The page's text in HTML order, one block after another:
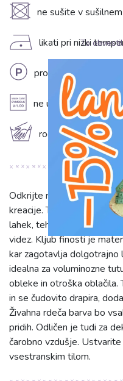
U ne sušite v
D likati pri nizki
L profesionalno
A ne uporabljajte
c ročno pranje
Odkrijte rdeči til 'Til za
kreacije. Ta enobarven til
lahek, tehta le 14 g/m2,
videz. Kljub finosti je
kar zagotavlja dolgotrajno
idealna za voluminozne
obleke in otroška oblačila.
in se čudovito drapira,
Živahna rdeča barva bo
pridih. Odličen je tudi za
čarobno vzdušje.
vsestranskim tilom.
To